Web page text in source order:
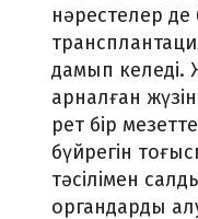
нәрестелер де
дамып келеді.
арналған
рет бір
бүйрегін
тәсілімен
органдарды